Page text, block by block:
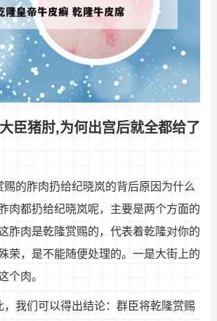
臣猪肘,为何出宫后就全都给了
赐的胙肉扔给纪晓岚的背后原因为什么
肉都扔给纪晓岚呢，主要是两个方面的
胙肉是乾隆赏赐的，代表着乾隆对你的
荣，是不能随便处理的。一是大街上的
个肉。
，我们可以得出结论：群臣将乾隆赏赐